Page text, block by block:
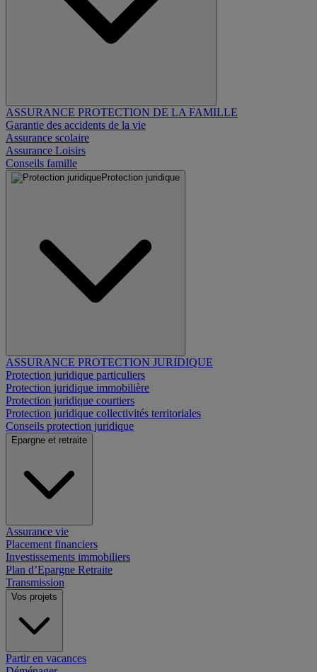
ASSURANCE PROTECTION DE LA FAMILLE
Garantie des accidents de la vie
Assurance scolaire
Assurance Loisirs
Conseils famille
Protection juridique
ASSURANCE PROTECTION JURIDIQUE
Protection juridique particuliers
Protection juridique immobilière
Protection juridique courtiers
Protection juridique collectivités territoriales
Conseils protection juridique
Epargne et retraite
Assurance vie
Placement financiers
Investissements immobiliers
Plan d’Epargne Retraite
Transmission
Vos projets
Partir en vacances